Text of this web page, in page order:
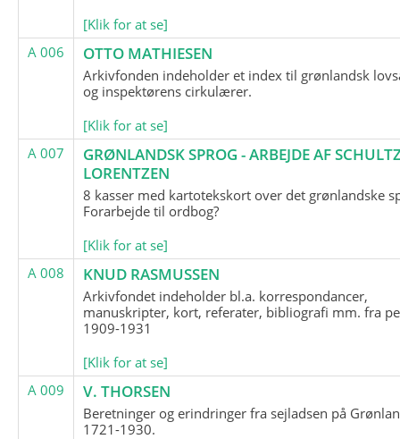
[Klik for at se]
A 006
OTTO MATHIESEN
Arkivfonden indeholder et index til grønlandsk
og inspektørens cirkulærer.
[Klik for at se]
A 007
GRØNLANDSK SPROG - ARBEJDE AF
LORENTZEN
8 kasser med kartotekskort over det grønlandske
Forarbejde til ordbog?
[Klik for at se]
A 008
KNUD RASMUSSEN
Arkivfondet indeholder bl.a. korrespondancer,
manuskripter, kort, referater, bibliografi mm. fra
1909-1931
[Klik for at se]
A 009
V. THORSEN
Beretninger og erindringer fra sejladsen på
1721-1930.